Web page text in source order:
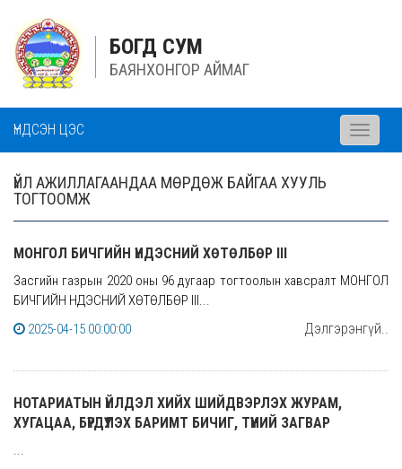
БОГД СУМ
БАЯНХОНГОР АЙМАГ
ҮНДСЭН ЦЭС
Toggle
ҮЙЛ АЖИЛЛАГААНДАА МӨРДӨЖ БАЙГАА ХУУЛЬ
ТОГТООМЖ
МОНГОЛ БИЧГИЙН ҮНДЭСНИЙ ХӨТӨЛБӨР III
Засгийн газрын 2020 оны 96 дугаар тогтоолын хавсралт МОНГОЛ
БИЧГИЙН ҮНДЭСНИЙ ХӨТӨЛБӨР III...
2025-04-15 00:00:00
Дэлгэрэнгүй..
НОТАРИАТЫН ҮЙЛДЭЛ ХИЙХ ШИЙДВЭРЛЭХ ЖУРАМ,
ХУГАЦАА, БҮРДҮҮЛЭХ БАРИМТ БИЧИГ, ТҮҮНИЙ ЗАГВАР
...